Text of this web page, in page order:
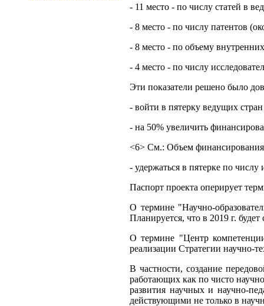
- 11 место - по числу статей в
- 8 место - по числу патентов
- 8 место - по объему
- 4 место - по числу
Эти показатели решено было
- войти в пятерку ведущих
- на 50% увеличить
<6> См.: Объем
- удержаться в пятерке по
Паспорт проекта оперирует
О термине "Научно-
Планируется, что в 2019 г.
О термине "Центр
реализации Стратегии научно-
В частности, создание
работающих как по чисто
развития научных и научно-
действующими не только в